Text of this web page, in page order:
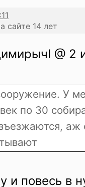
14 лет
@ 2
У
по 30
аж
и повесь в